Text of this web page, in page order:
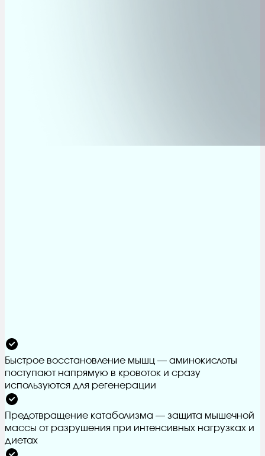
Быстрое восстановление мышц — аминокислоты
поступают напрямую в кровоток и сразу
используются для регенерации
Предотвращение катаболизма — защита мышечной
массы от разрушения при интенсивных нагрузках и
диетах